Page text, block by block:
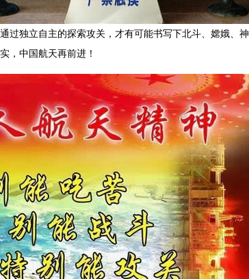
过独立自主的探索攻关，才有可能书写下北斗、嫦娥、
，中国航天再前进！